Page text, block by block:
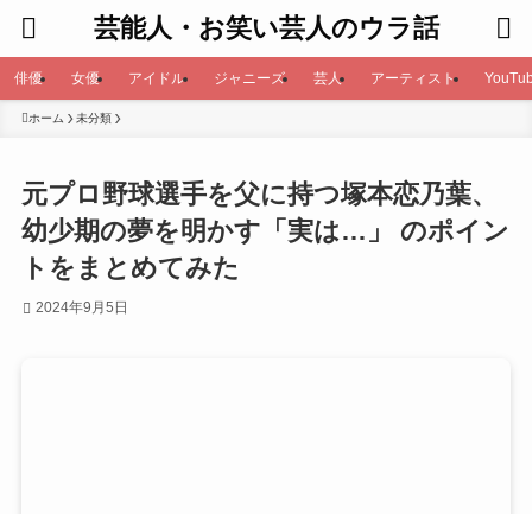
芸能人・お笑い芸人のウラ話
俳優 女優 アイドル ジャニーズ 芸人 アーティスト
ホーム 未分類
元プロ野球選手を父に持つ塚本恋乃葉、
幼少期の夢を明かす「実は…」 のポイン
トをまとめてみた
2024年9月5日